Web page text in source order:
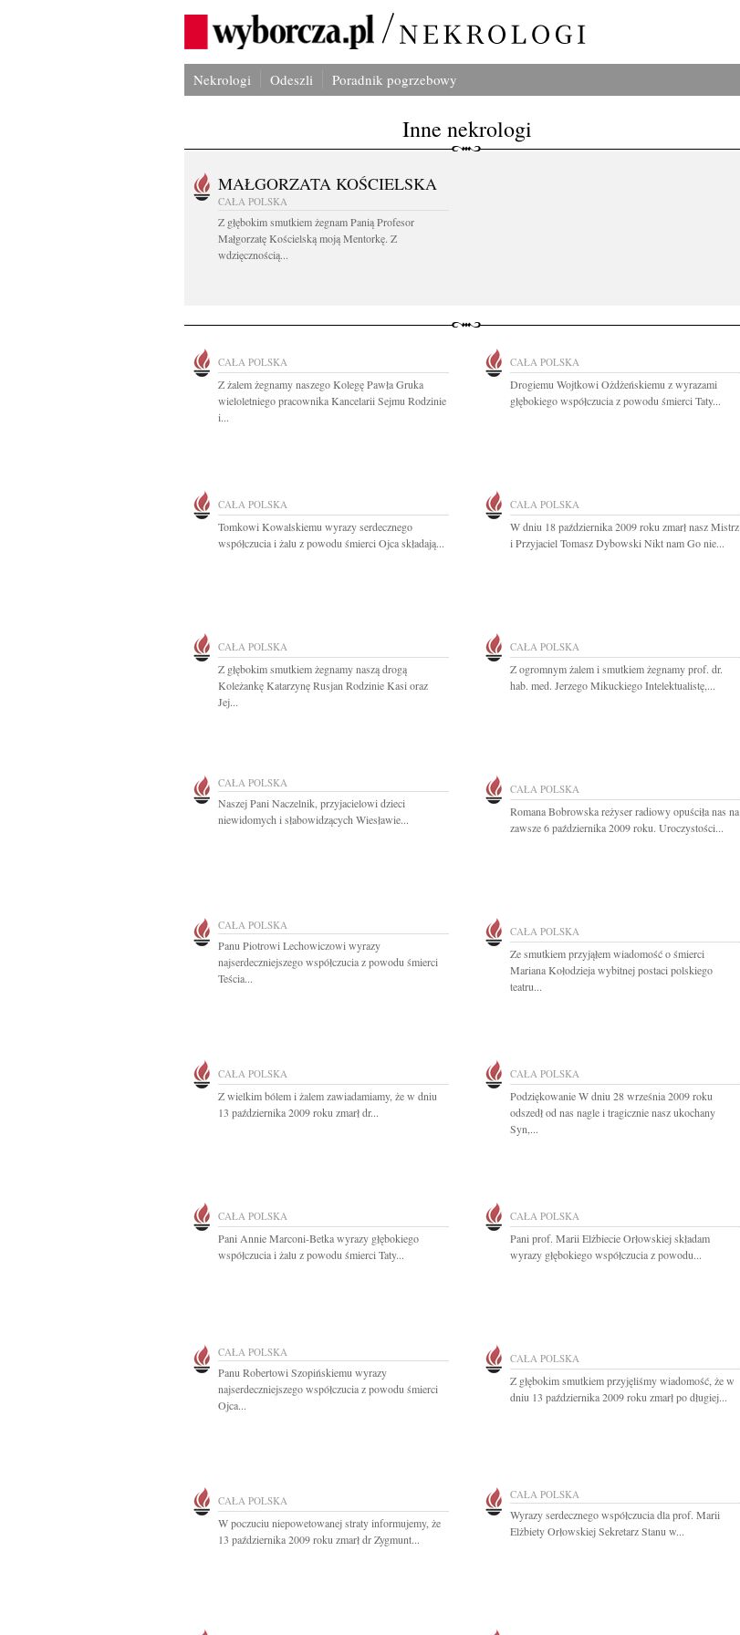
Nekrologi Odeszli Poradnik pogrzebowy
Inne nekrologi
MAŁGORZATA KOŚCIELSKA
CAŁA POLSKA
Z głębokim smutkiem żegnam Panią Profesor
Małgorzatę Kościelską moją Mentorkę. Z
wdzięcznością...
CAŁA POLSKA
Z żalem żegnamy naszego Kolegę Pawła Gruka
wieloletniego pracownika Kancelarii Sejmu Rodzinie
i...
CAŁA POLSKA
Drogiemu Wojtkowi Ożdżeńskiemu z wyrazami
głębokiego współczucia z powodu śmierci Taty...
CAŁA POLSKA
Tomkowi Kowalskiemu wyrazy serdecznego
współczucia i żalu z powodu śmierci Ojca składają...
CAŁA POLSKA
W dniu 18 października 2009 roku zmarł nasz Mistrz
i Przyjaciel Tomasz Dybowski Nikt nam Go nie...
CAŁA POLSKA
Z głębokim smutkiem żegnamy naszą drogą
Koleżankę Katarzynę Rusjan Rodzinie Kasi oraz
Jej...
CAŁA POLSKA
Z ogromnym żalem i smutkiem żegnamy prof. dr.
hab. med. Jerzego Mikuckiego Intelektualistę,...
CAŁA POLSKA
Naszej Pani Naczelnik, przyjacielowi dzieci
niewidomych i słabowidzących Wiesławie...
CAŁA POLSKA
Romana Bobrowska reżyser radiowy opuściła nas na
zawsze 6 października 2009 roku. Uroczystości...
CAŁA POLSKA
Panu Piotrowi Lechowiczowi wyrazy
najserdeczniejszego współczucia z powodu śmierci
Teścia...
CAŁA POLSKA
Ze smutkiem przyjąłem wiadomość o śmierci
Mariana Kołodzieja wybitnej postaci polskiego
teatru...
CAŁA POLSKA
Z wielkim bólem i żalem zawiadamiamy, że w dniu
13 października 2009 roku zmarł dr...
CAŁA POLSKA
Podziękowanie W dniu 28 września 2009 roku
odszedł od nas nagle i tragicznie nasz ukochany
Syn,...
CAŁA POLSKA
Pani Annie Marconi-Betka wyrazy głębokiego
współczucia i żalu z powodu śmierci Taty...
CAŁA POLSKA
Pani prof. Marii Elżbiecie Orłowskiej składam
wyrazy głębokiego współczucia z powodu...
CAŁA POLSKA
Panu Robertowi Szopińskiemu wyrazy
najserdeczniejszego współczucia z powodu śmierci
Ojca...
CAŁA POLSKA
Z głębokim smutkiem przyjęliśmy wiadomość, że w
dniu 13 października 2009 roku zmarł po długiej...
CAŁA POLSKA
W poczuciu niepowetowanej straty informujemy, że
13 października 2009 roku zmarł dr Zygmunt...
CAŁA POLSKA
Wyrazy serdecznego współczucia dla prof. Marii
Elżbiety Orłowskiej Sekretarz Stanu w...